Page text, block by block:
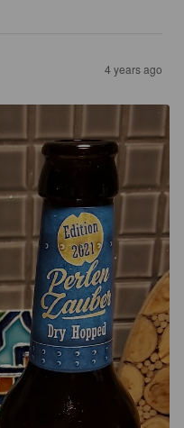
4 years ago